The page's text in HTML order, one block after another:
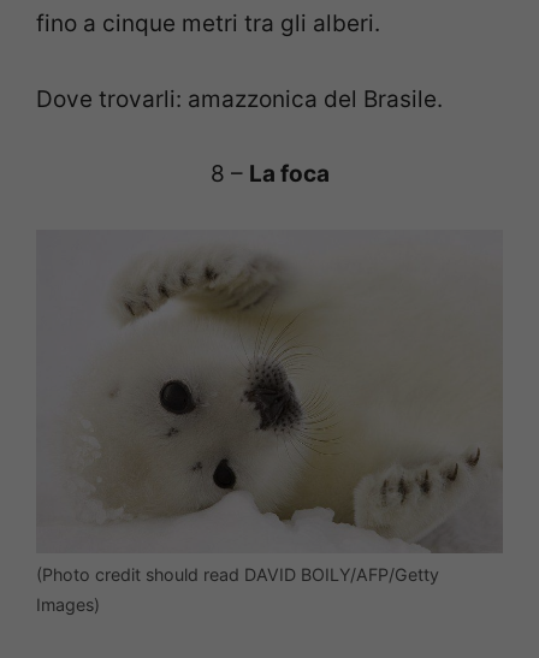
fino a cinque metri tra gli alberi.
Dove trovarli: amazzonica del Brasile.
8 – La foca
(Photo credit should read DAVID BOILY/AFP/Getty
Images)